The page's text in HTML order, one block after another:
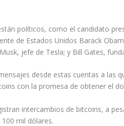
políticos, como el candidato
de Estados Unidos Barack
jefe de Tesla; y Bill Gates,
desde estas cuentas a las
con la promesa de obtener el
intercambios de bitcoins, a
mil dólares.